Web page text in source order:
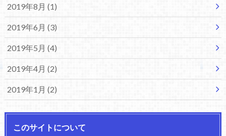
2019年8月 (1)
2019年6月 (3)
2019年5月 (4)
2019年4月 (2)
2019年1月 (2)
このサイトについて